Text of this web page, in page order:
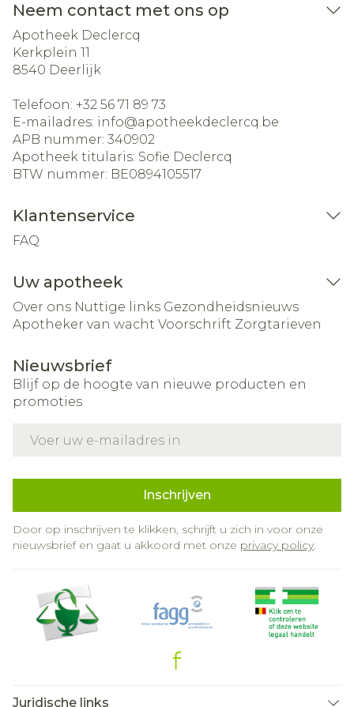
Neem contact met ons op
Apotheek Declercq
Kerkplein 11
8540 Deerlijk
Telefoon: +32 56 71 89 73
E-mailadres: info@apotheekdeclercq.be
APB nummer: 340902
Apotheek titularis: Sofie Declercq
BTW nummer: BE0894105517
Klantenservice
FAQ
Uw apotheek
Over ons Nuttige links Gezondheidsnieuws
Apotheker van wacht Voorschrift Zorgtarieven
Nieuwsbrief
Blijf op de hoogte van nieuwe producten en
promoties
Inschrijven
Door op inschrijven te klikken, schrijft u zich in voor onze
nieuwsbrief en gaat u akkoord met onze privacy policy.
Juridische links